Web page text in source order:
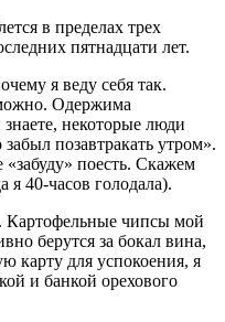
в пределах трех
пятнадцати лет.
я веду себя так.
Одержима
некоторые люди
позавтракать утром».
поесть. Скажем
я 40-часов голодала).
Картофельные чипсы мой
берутся за бокал вина,
карту для успокоения, я
и банкой орехового